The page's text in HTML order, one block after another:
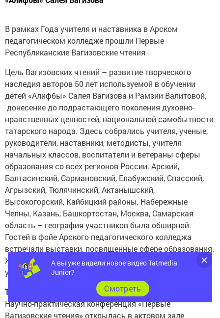
педагогическом колледже прошли Первые
Республиканские Вагизовские чтения
наследия авторов 50 лет используемой в обучении
детей «Алифбы» Салея Вагизова и Рамзии Валитовой,
донесение до подрастающего поколения духовно-
нравственных ценностей, национальной самобытности
татарского народа. Здесь собрались учителя, ученые,
руководители, наставники, методисты, учителя
начальных классов, воспитатели и ветераны сферы
образования со всех регионов России. Арский,
Балтасинский, Сармановский, Елабужский, Спасский,
Агрызский, Тюлячинский, Актанышский,
Высокогорский, Кайбицкий районы, Набережные
Челны, Казань, Башкортостан, Москва, Самарская
область – география участников была обширной.
Гостей в фойе Арского педагогического колледжа
встречали выставки, посвященные сфере образования.
Желающие могли ознакомиться с музеем «Алифба»,
угоститься горячим чаем.
Торжественное открытие
Научно-практическая конференция «Первые
Вагизовские чтения» открылась в актовом зале
А вы уже видели новое видео Tatmedia
Junior?
Cмотреть